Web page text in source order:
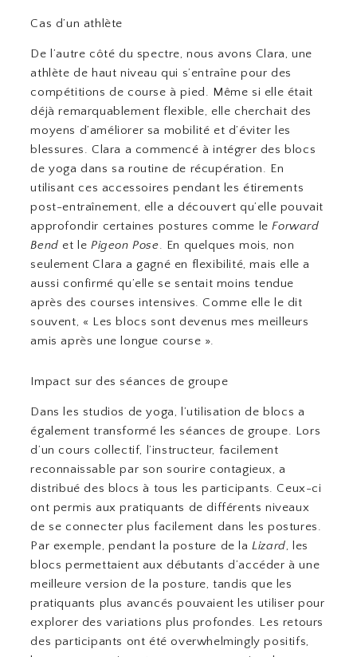
Cas d’un athlète
De l’autre côté du spectre, nous avons Clara, une
athlète de haut niveau qui s’entraîne pour des
compétitions de course à pied. Même si elle était
déjà remarquablement flexible, elle cherchait des
moyens d’améliorer sa mobilité et d’éviter les
blessures. Clara a commencé à intégrer des blocs
de yoga dans sa routine de récupération. En
utilisant ces accessoires pendant les étirements
post-entraînement, elle a découvert qu’elle pouvait
approfondir certaines postures comme leForward
Bend et lePigeon Pose. En quelques mois, non
seulement Clara a gagné en flexibilité, mais elle a
aussi confirmé qu’elle se sentait moins tendue
après des courses intensives. Comme elle le dit
souvent, « Les blocs sont devenus mes meilleurs
amis après une longue course ».
Impact sur des séances de groupe
Dans les studios de yoga, l’utilisation de blocs a
également transformé les séances de groupe. Lors
d’un cours collectif, l’instructeur, facilement
reconnaissable par son sourire contagieux, a
distribué des blocs à tous les participants. Ceux-ci
ont permis aux pratiquants de différents niveaux
de se connecter plus facilement dans les postures.
Par exemple, pendant la posture de laLizard, les
blocs permettaient aux débutants d’accéder à une
meilleure version de la posture, tandis que les
pratiquants plus avancés pouvaient les utiliser pour
explorer des variations plus profondes. Les retours
des participants ont été overwhelmingly positifs,